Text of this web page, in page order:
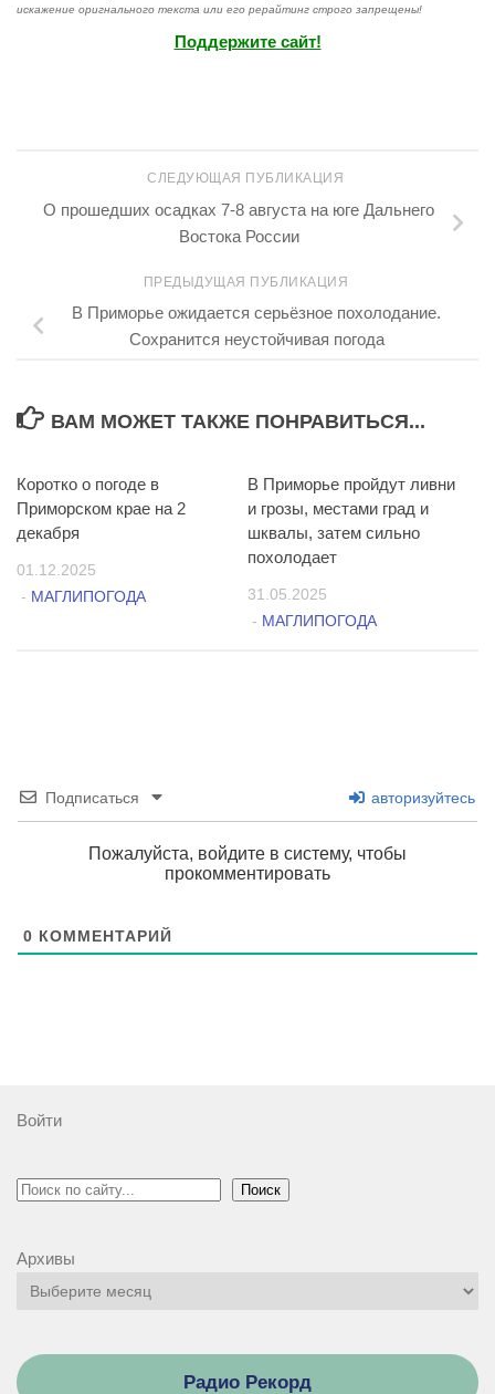
искажение оригнального текста или его рерайтинг строго запрещены!
Поддержите сайт!
СЛЕДУЮЩАЯ ПУБЛИКАЦИЯ
О прошедших осадках 7-8 августа на юге Дальнего
Востока России
ПРЕДЫДУЩАЯ ПУБЛИКАЦИЯ
В Приморье ожидается серьёзное похолодание.
Сохранится неустойчивая погода
ВАМ МОЖЕТ ТАКЖЕ ПОНРАВИТЬСЯ...
Коротко о погоде в
Приморском крае на 2
декабря
01.12.2025
- МАГЛИПОГОДА
В Приморье пройдут ливни
и грозы, местами град и
шквалы, затем сильно
похолодает
31.05.2025
- МАГЛИПОГОДА
Подписаться авторизуйтесь
Пожалуйста, войдите в систему, чтобы
прокомментировать
0 КОММЕНТАРИЙ
Войти
Поиск Поиск
Архивы
Радио Рекорд